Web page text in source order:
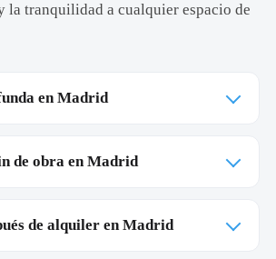
la tranquilidad a cualquier espacio de
en Madrid
de obra en Madrid
de alquiler en Madrid